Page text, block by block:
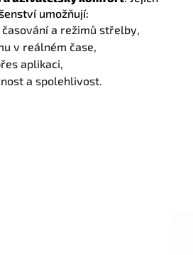
umožňují:
a režimů střelby,
v reálném čase,
aplikaci,
a spolehlivost.